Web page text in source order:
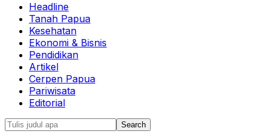
Headline
Tanah Papua
Kesehatan
Ekonomi & Bisnis
Pendidikan
Artikel
Cerpen Papua
Pariwisata
Editorial